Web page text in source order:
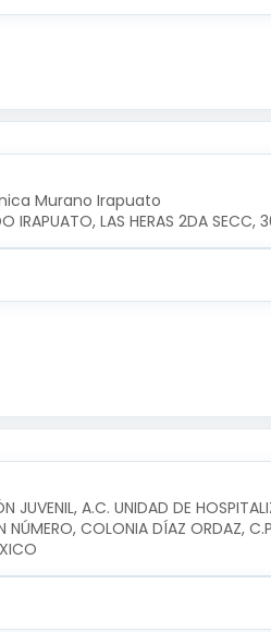
Murano Irapuato
IRAPUATO, LAS HERAS 2DA SECC,
JUVENIL, A.C. UNIDAD DE
NÚMERO, COLONIA DÍAZ ORDAZ,